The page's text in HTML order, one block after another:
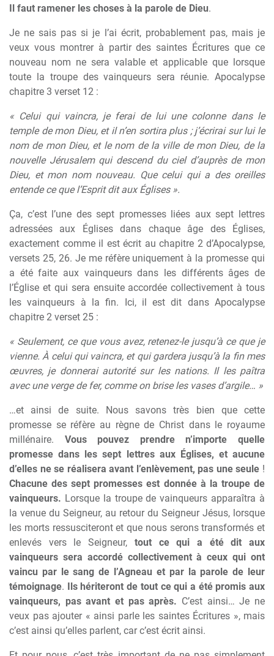
Il faut ramener les choses à la parole de Dieu.
Je ne sais pas si je l’ai écrit, probablement pas, mais je
veux vous montrer à partir des saintes Écritures que ce
nouveau nom ne sera valable et applicable que lorsque
toute la troupe des vainqueurs sera réunie. Apocalypse
chapitre 3 verset 12 :
« Celui qui vaincra, je ferai de lui une colonne dans le
temple de mon Dieu, et il n’en sortira plus ; j’écrirai sur lui le
nom de mon Dieu, et le nom de la ville de mon Dieu, de la
nouvelle Jérusalem qui descend du ciel d’auprès de mon
Dieu, et mon nom nouveau. Que celui qui a des oreilles
entende ce que l’Esprit dit aux Églises ».
Ça, c’est l’une des sept promesses liées aux sept lettres
adressées aux Églises dans chaque âge des Églises,
exactement comme il est écrit au chapitre 2 d’Apocalypse,
versets 25, 26. Je me réfère uniquement à la promesse qui
a été faite aux vainqueurs dans les différents âges de
l’Église et qui sera ensuite accordée collectivement à tous
les vainqueurs à la fin. Ici, il est dit dans Apocalypse
chapitre 2 verset 25 :
« Seulement, ce que vous avez, retenez-le jusqu’à ce que je
vienne. À celui qui vaincra, et qui gardera jusqu’à la fin mes
œuvres, je donnerai autorité sur les nations. Il les paîtra
avec une verge de fer, comme on brise les vases d’argile… »
…et ainsi de suite. Nous savons très bien que cette
promesse se réfère au règne de Christ dans le royaume
millénaire. Vous pouvez prendre n’importe quelle
promesse dans les sept lettres aux Églises, et aucune
d’elles ne se réalisera avant l’enlèvement, pas une seule !
Chacune des sept promesses est donnée à la troupe de
vainqueurs. Lorsque la troupe de vainqueurs apparaîtra à
la venue du Seigneur, au retour du Seigneur Jésus, lorsque
les morts ressusciteront et que nous serons transformés et
enlevés vers le Seigneur, tout ce qui a été dit aux
vainqueurs sera accordé collectivement à ceux qui ont
vaincu par le sang de l’Agneau et par la parole de leur
témoignage. Ils hériteront de tout ce qui a été promis aux
vainqueurs, pas avant et pas après. C’est ainsi… Je ne
veux pas ajouter « ainsi parle les saintes Écritures », mais
c’est ainsi qu’elles parlent, car c’est écrit ainsi.